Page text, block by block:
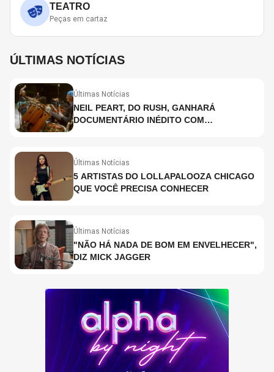
TEATRO
Peças em cartaz
ÚLTIMAS NOTÍCIAS
Últimas Notícias
NEIL PEART, DO RUSH, GANHARÁ
DOCUMENTÁRIO INÉDITO COM
Últimas Notícias
5 ARTISTAS DO LOLLAPALOOZA CHICAGO
QUE VOCÊ PRECISA CONHECER
Últimas Notícias
"NÃO HÁ NADA DE BOM EM ENVELHECER",
DIZ MICK JAGGER